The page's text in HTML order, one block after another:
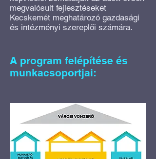
megvalósult fejlesztéseket
Kecskemét meghatározó gazdasági
és intézményi szereplői számára.
A program felépítése és
munkacsoportjai: